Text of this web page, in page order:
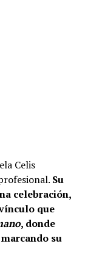
Celis
Su
celebración,
que
, donde
su